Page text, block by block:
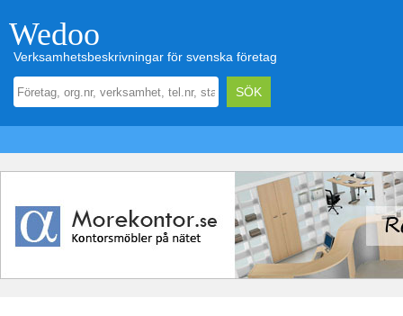
Wedoo
Verksamhetsbeskrivningar för svenska företag